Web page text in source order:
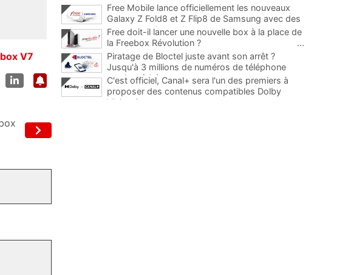
V7
Free Mobile lance officiellement les nouveaux
Galaxy Z Fold8 et Z Flip8 de Samsung avec des
promos et des cadeaux
...
Free doit-il lancer une nouvelle box à la place de
la Freebox Révolution ?
...
Piratage de Bloctel juste avant son arrêt ?
Jusqu'à 3 millions de numéros de téléphone
auraient fuité
C'est officiel, Canal+ sera l'un des premiers à
proposer des contenus compatibles Dolby
Vision 2